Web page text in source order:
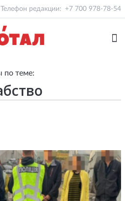
Телефон редакции: +7 700 978-78-54
по теме: